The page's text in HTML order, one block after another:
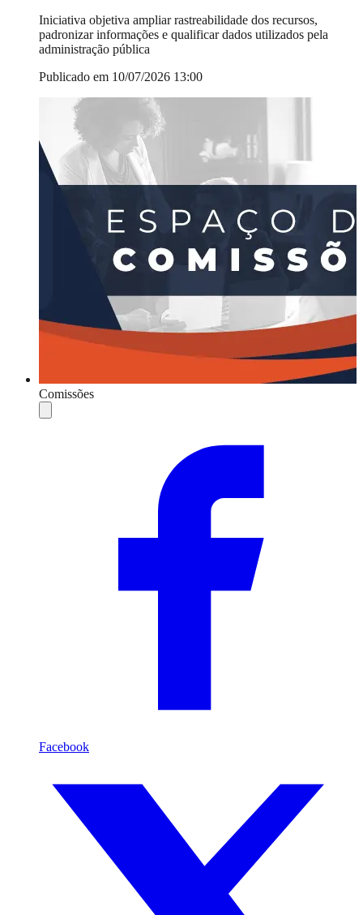
Iniciativa objetiva ampliar rastreabilidade dos recursos,
padronizar informações e qualificar dados utilizados pela
administração pública
Publicado em 10/07/2026 13:00
Comissões
Compartilhar
Facebook